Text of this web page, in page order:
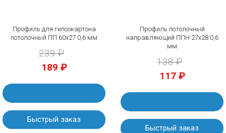
Профиль для гипсокартона
потолочный ПП 60х27 0,6 мм
239 ₽
189 ₽
Быстрый заказ
Профиль потолочный
направляющий ППН 27х28 0,6
мм
138 ₽
117 ₽
Быстрый заказ